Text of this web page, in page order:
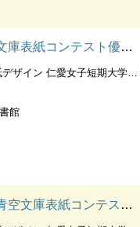
ンテスト優秀賞作品 ；第9回
仁愛女子短期大学附属図書館編集
館
コンテスト優秀賞作品 ；第9回